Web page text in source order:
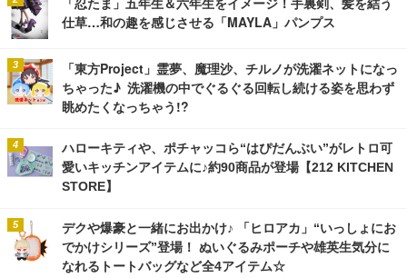
「忍たま」五年生＆六年生をイメージ！手裏剣、髪を結う
仕草…和の趣を感じさせる「MAYLA」パンプス
「東方Project」霊夢、魔理沙、チルノが洗濯ネットになっ
ちゃった♪ 洗濯機の中でぐるぐる回転し続ける姿を思わず
眺めたくなっちゃう!?
ハローキティや、ポチャッコら“はぴだんぶい”がレトロ可
愛いキッチンアイテムに♪約90商品が登場【212 KITCHEN
STORE】
デクや爆豪と一緒にお出かけ♪ 「ヒロアカ」“いっしょにお
でかけシリーズ”登場！ ぬいぐるみポーチや雄英生気分に
なれるトートバッグなど全4アイテム☆